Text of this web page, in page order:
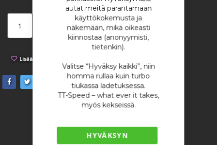
autat meitä parantamaan
käyttökokemusta ja
näkemään, mikä oikeasti
kiinnostaa (anonyymisti,
tietenkin).
Valitse “Hyväksy kaikki”, niin
homma rullaa kuin turbo
tiukassa ladetuksessa.
TT-Speed – what ever it takes,
myös kekseissä.
HYVÄKSYN
Lisää ostoskoriin
Lisää toivelistaan